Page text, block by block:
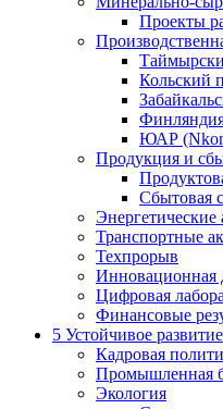
Проекты
Кольский
ЮАР
Продукция и
Сбытовая
Энергетические
Транспортные
Техпрорыв
Инновационная
Цифровая
Финансовые
5 Устойчивое развитие
Кадровая
Промышленная
Экология